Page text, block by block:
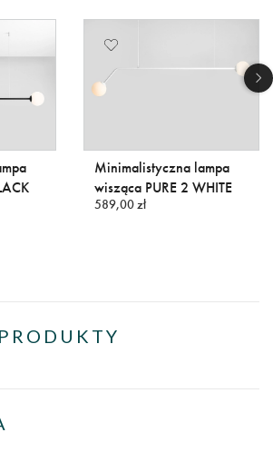
Minimalistyczna lampa
wisząca PURE 2 WHITE
589,00 zł